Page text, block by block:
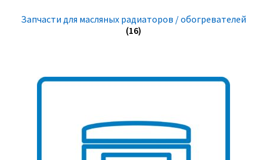
Запчасти для масляных радиаторов / обогревателей
(16)